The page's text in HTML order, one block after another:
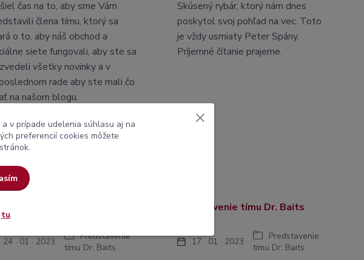
čas na to, aby sme Vám
člena tímu, ktorý sa
o to, aby náš obchod a
siete fungovali, aby ste sa
všetky novinky a v
rade aby ste mali čo
na našom blogu.
Skúsený rybár, ktorý nám dnes
poskytol svoj pohľad na vec. Toto
je vždy usmiaty Peter Spány.
Príjemné čítanie prajeme.
24 01 2023
Predstavenie
tímu Dr. Baits
17 01 2023
Predstavenie
tímu Dr. Baits
v prípade udelenia súhlasu aj na
preferencií cookies môžete
tu.